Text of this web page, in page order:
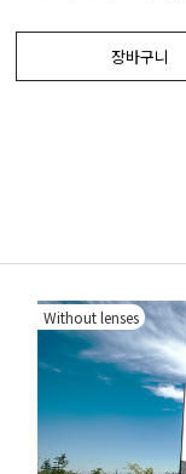
Without lenses